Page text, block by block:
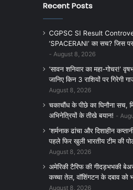
Recent Posts
CGPSC SI Result
‘SPACERANI’ का सच? जिस
August 8, 2026
‘सावन शनिवार का महा-गोचर!’
जानिए किन 3 राशियों पर
August 8, 2026
चकाचौंध के पीछे का घिनौना सच,
अभिनेत्रियों के तीखे बयान!
‘शर्मनाक ढांचा और दिशाहीन
पहले फिर खुली भारतीय टीम की
August 8, 2026
अमेरिकी टैरिफ की गीदड़भभकी
कच्चा तेल, वॉशिंगटन के दबाव को
August 8, 2026